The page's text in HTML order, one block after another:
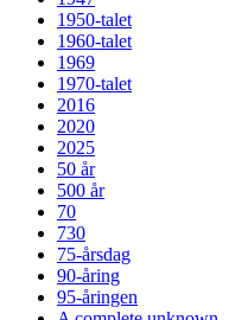
1950-talet
1960-talet
1969
1970-talet
2016
2020
2025
50 år
500 år
70
730
75-årsdag
90-åring
95-åringen